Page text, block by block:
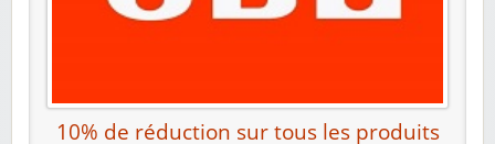
10% de réduction sur tous les produits